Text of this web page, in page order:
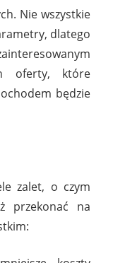
Nie wszystkie
dlatego
oferty, które
będzie
zalet, o czym
przekonać na